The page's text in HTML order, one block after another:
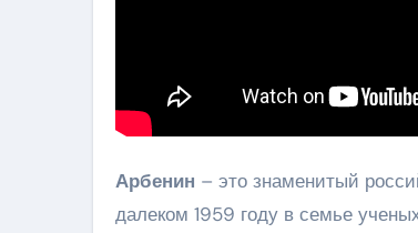
Арбенин – это знаменитый
далеком 1959 году в семье